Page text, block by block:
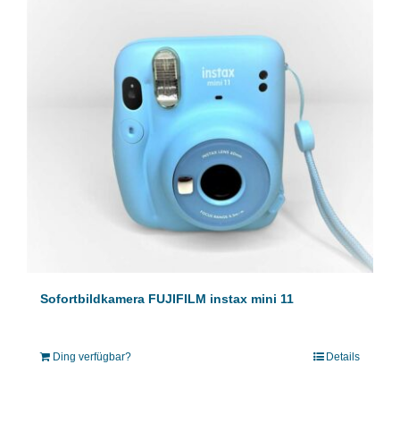
Sofortbildkamera FUJIFILM instax mini 11
Ding verfügbar? Details